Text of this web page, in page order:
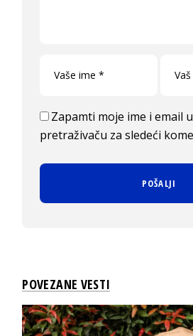
Zapamti moje ime i email
pretraživaču za sledeći
POVEZANE VESTI